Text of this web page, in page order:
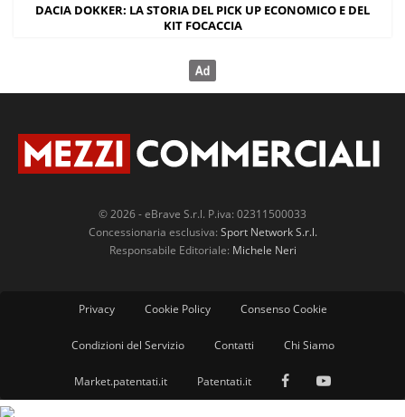
DACIA DOKKER: LA STORIA DEL PICK UP ECONOMICO E DEL
KIT FOCACCIA
© 2026 - eBrave S.r.l. P.iva: 02311500033
Concessionaria esclusiva: Sport Network S.r.l.
Responsabile Editoriale: Michele Neri
Privacy Cookie Policy Consenso Cookie
Condizioni del Servizio Contatti Chi Siamo
Market.patentati.it Patentati.it